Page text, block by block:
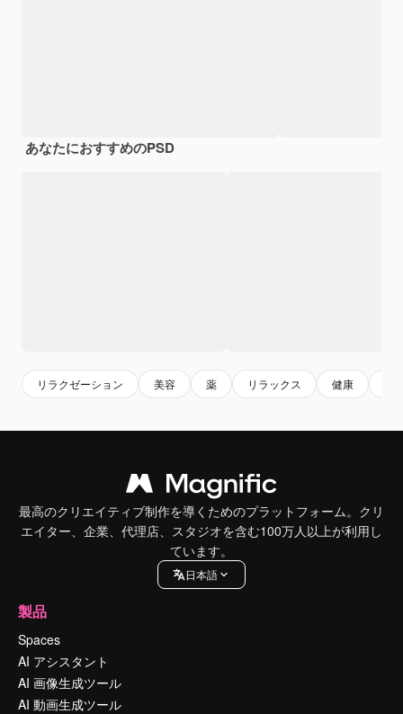
あなたにおすすめのPSD
リラクゼーション 美容 薬 リラックス 健康
最高のクリエイティブ制作を導くためのプラットフォーム。クリ
エイター、企業、代理店、スタジオを含む100万人以上が利用し
ています。
日本語
製品
Spaces
AI アシスタント
AI 画像生成ツール
AI 動画生成ツール